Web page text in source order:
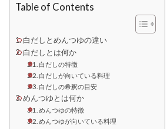
Table of Contents
白だしとめんつゆの違い
白だしとは何か
白だしの特徴
白だしが向いている料理
白だしの希釈の目安
めんつゆとは何か
めんつゆの特徴
めんつゆが向いている料理